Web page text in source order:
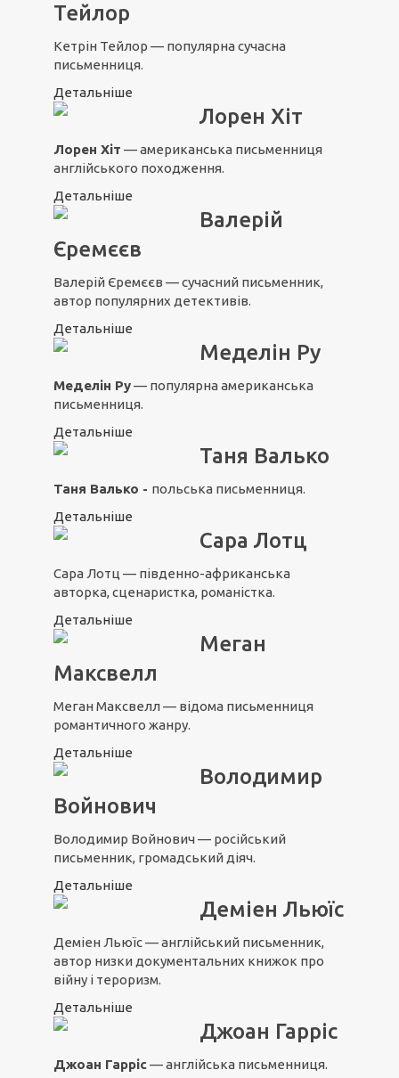
Тейлор
Кетрін Тейлор — популярна сучасна
письменниця.
Детальніше
Лорен Хіт
Лорен Хіт — американська письменниця
англійського походження.
Детальніше
Валерій
Єремєєв
Валерій Єремєєв — сучасний письменник,
автор популярних детективів.
Детальніше
Меделін Ру
Меделін Ру— популярна американська
письменниця.
Детальніше
Таня Валько
Таня Валько - польська письменниця.
Детальніше
Сара Лотц
Сара Лотц — південно-африканська
авторка, сценаристка, романістка.
Детальніше
Меган
Максвелл
Меган Максвелл — відома письменниця
романтичного жанру.
Детальніше
Володимир
Войнович
Володимир Войнович — російський
письменник, громадський діяч.
Детальніше
Деміен Льюїс
Деміен Льюїс — англійський письменник,
автор низки документальних книжок про
війну і тероризм.
Детальніше
Джоан Гарріс
Джоан Гарріс— англійська письменниця.